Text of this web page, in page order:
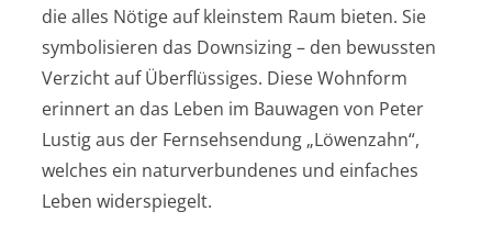
die alles Nötige auf kleinstem Raum bieten. Sie
symbolisieren das Downsizing – den bewussten
Verzicht auf Überflüssiges. Diese Wohnform
erinnert an das Leben im Bauwagen von Peter
Lustig aus der Fernsehsendung „Löwenzahn“,
welches ein naturverbundenes und einfaches
Leben widerspiegelt.